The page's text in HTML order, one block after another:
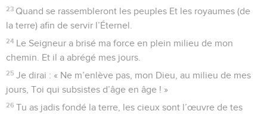
23 Quand se rassembleront les peuples Et les royaumes (de
la terre) afin de servir l’Éternel.
24 Le Seigneur a brisé ma force en plein milieu de mon
chemin. Et il a abrégé mes jours.
25 Je dirai : « Ne m’enlève pas, mon Dieu, au milieu de mes
jours, Toi qui subsistes d’âge en âge ! »
26 Tu as jadis fondé la terre, les cieux sont l’œuvre de tes